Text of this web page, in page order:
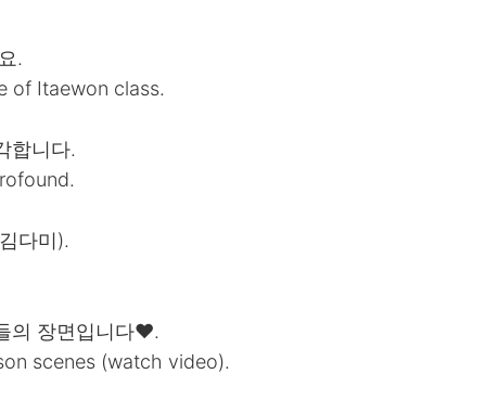
.
of Itaewon class.
합니다.
다미).
의 장면입니다❤.
scenes (watch video).